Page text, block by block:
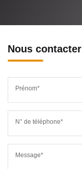
Nous contacter
Prénom*
N° de téléphone*
Message*